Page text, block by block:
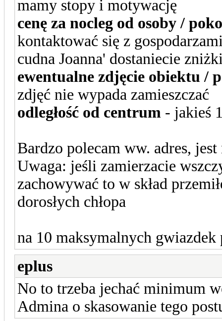
mamy stopy i motywację
cenę za nocleg od osoby /
kontaktować się z
cudna Joanna' dostaniecie
ewentualne zdjęcie obiektu /
zdjęć nie wypada zamieszczać
odległość od centrum - jakieś
Bardzo polecam ww. adres,
Uwaga: jeśli zamierzacie
zachowywać to w skład
dorosłych chłopa
na 10 maksymalnych
eplus
No to trzeba jechać minimum
Admina o skasowanie tego